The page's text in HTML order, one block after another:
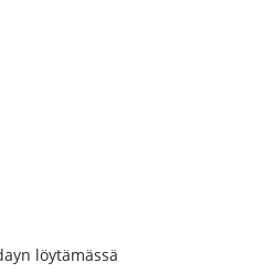
löytämässä